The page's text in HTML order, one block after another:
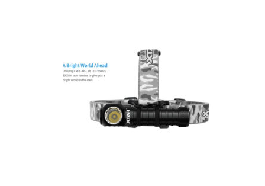
ΠΡΟΣΘΉΚΗ ΣΤΟ ΚΑΛΆΘΙ